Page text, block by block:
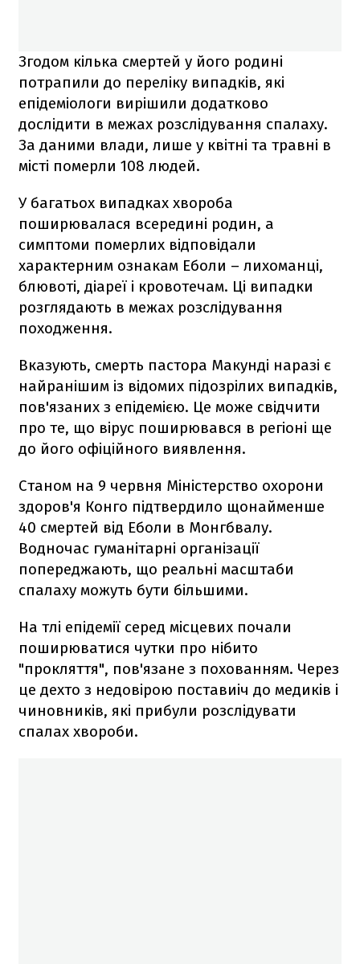
Згодом кілька смертей у його родині
потрапили до переліку випадків, які
епідеміологи вирішили додатково
дослідити в межах розслідування спалаху.
За даними влади, лише у квітні та травні в
місті померли 108 людей.
У багатьох випадках хвороба
поширювалася всередині родин, а
симптоми померлих відповідали
характерним ознакам Еболи – лихоманці,
блювоті, діареї і кровотечам. Ці випадки
розглядають в межах розслідування
походження.
Вказують, смерть пастора Макунді наразі є
найранішим із відомих підозрілих випадків,
пов'язаних з епідемією. Це може свідчити
про те, що вірус поширювався в регіоні ще
до його офіційного виявлення.
Станом на 9 червня Міністерство охорони
здоров'я Конго підтвердило щонайменше
40 смертей від Еболи в Монгбвалу.
Водночас гуманітарні організації
попереджають, що реальні масштаби
спалаху можуть бути більшими.
На тлі епідемії серед місцевих почали
поширюватися чутки про нібито
"прокляття", пов'язане з похованням. Через
це дехто з недовірою поставиіч до медиків і
чиновників, які прибули розслідувати
спалах хвороби.